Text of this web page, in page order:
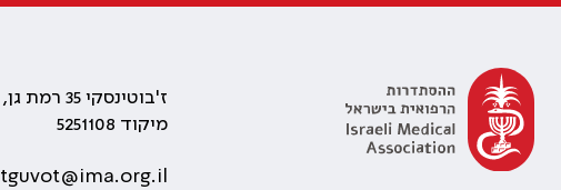
ז'בוטינסקי 35 רמת גן, בניין התאומים 2
מיקוד 5251108
tguvot@ima.org.il